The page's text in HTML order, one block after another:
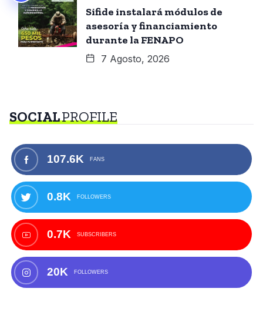
Sifide instalará módulos de
asesoría y financiamiento
durante la FENAPO
7 Agosto, 2026
SOCIALPROFILE
107.6K FANS
0.8K FOLLOWERS
0.7K SUBSCRIBERS
20K FOLLOWERS